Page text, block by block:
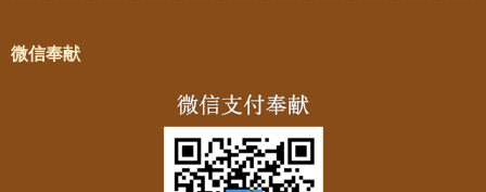
微信奉献